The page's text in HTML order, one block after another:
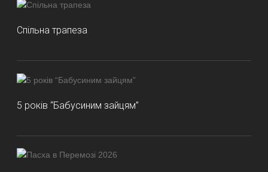
Спільна трапеза
5 років “Бабусиним зайцям”